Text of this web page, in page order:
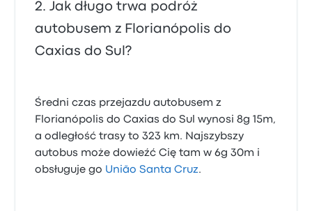
Jak długo trwa podróż
autobusem z Florianópolis do
Caxias do Sul?
Średni czas przejazdu autobusem z
Florianópolis do Caxias do Sul wynosi 8g 15m,
a odległość trasy to 323 km. Najszybszy
autobus może dowieźć Cię tam w 6g 30m i
obsługuje go União Santa Cruz.